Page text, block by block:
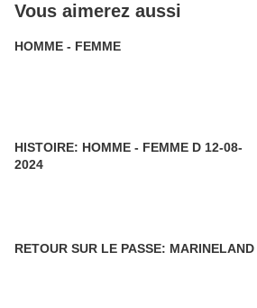
Vous aimerez aussi
HOMME - FEMME
HISTOIRE: HOMME - FEMME D 12-08-
2024